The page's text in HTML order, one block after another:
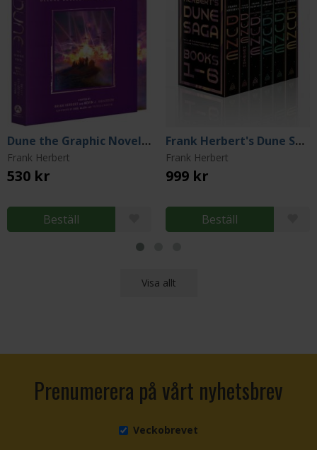
Dune the Graphic Novel Book 3: The Prophet (Deluxe Collector's Edition)
Frank Herbert
530 kr
Beställ
Frank Herbert's Dune Saga 6-Book Boxed Set
Frank Herbert
999 kr
Beställ
Visa allt
Prenumerera på vårt nyhetsbrev
Veckobrevet